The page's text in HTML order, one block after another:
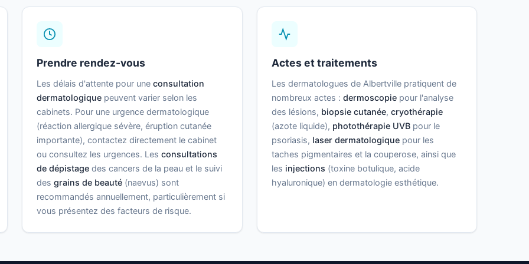
Prendre rendez-vous
Les délais d'attente pour uneconsultation
dermatologique peuvent varier selon les
cabinets. Pour une urgence dermatologique
(réaction allergique sévère, éruption cutanée
importante), contactez directement le cabinet
ou consultez les urgences. Lesconsultations
de dépistage des cancers de la peau et le suivi
desgrains de beauté (naevus) sont
recommandés annuellement, particulièrement si
vous présentez des facteurs de risque.
Actes et traitements
Les dermatologues de Albertville pratiquent de
nombreux actes : dermoscopiepour l'analyse
des lésions, biopsie cutanée, cryothérapie
(azote liquide), photothérapie UVBpour le
psoriasis, laser dermatologiquepour les
taches pigmentaires et la couperose, ainsi que
les injections (toxine botulique, acide
hyaluronique) en dermatologie esthétique.